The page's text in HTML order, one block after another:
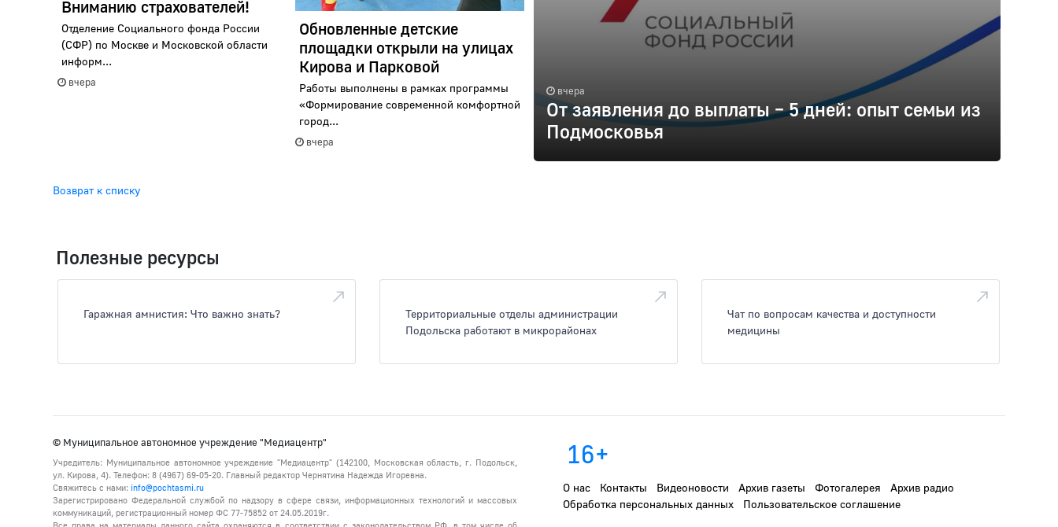
Вниманию страхователей!
Отделение Социального фонда России
(СФР) по Москве и Московской области
информ...
вчера
Обновленные детские
площадки открыли на улицах
Кирова и Парковой
Работы выполнены в рамках программы
«Формирование современной комфортной
город...
вчера
вчера
От заявления до выплаты – 5 дней: опыт семьи из
Подмосковья
Возврат к списку
Полезные ресурсы
Гаражная амнистия: Что важно знать?
Территориальные отделы администрации
Подольска работают в микрорайонах
Чат по вопросам качества и доступности
медицины
© Муниципальное автономное учреждение "Медиацентр"
Учредитель: Муниципальное автономное учреждение "Медиацентр" (142100, Московская область, г. Подольск,
ул. Кирова, 4). Телефон: 8 (4967) 69-05-20. Главный редактор Чернятина Надежда Игоревна.
Свяжитесь с нами: info@pochtasmi.ru
Зарегистрировано Федеральной службой по надзору в сфере связи, информационных технологий и массовых
коммуникаций, регистрационный номер ФС 77-75852 от 24.05.2019г.
16+
О нас Контакты Видеоновости Архив газеты Фотогалерея
Архив радио
Обработка персональных данных
Пользовательское соглашение